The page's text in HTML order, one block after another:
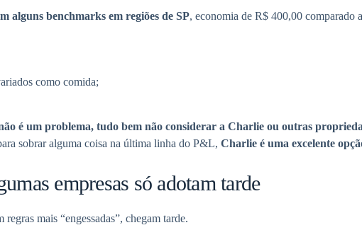
alguns benchmarks em regiões de SP, economia de R$ 400,00 comparado
como comida;
é um problema, tudo bem não considerar a Charlie ou outras
sobrar alguma coisa na última linha do P&L, Charlie é uma excelente
empresas só adotam tarde
mais “engessadas”, chegam tarde.